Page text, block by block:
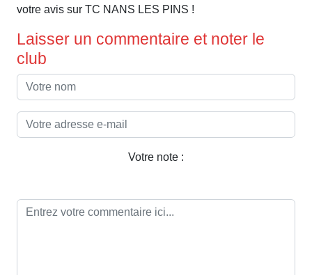
votre avis sur TC NANS LES PINS !
Laisser un commentaire et noter le
club
Votre note :